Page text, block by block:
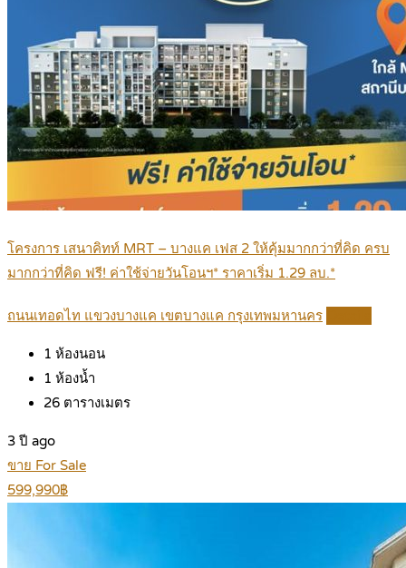
โครงการ เสนาคิทท์ MRT – บางแค เฟส 2 ให้คุ้มมากกว่าที่คิด ครบ
มากกว่าที่คิด ฟรี! ค่าใช้จ่ายวันโอนฯ* ราคาเริ่ม 1.29 ลบ.*
ถนนเทอดไท แขวงบางแค เขตบางแค กรุงเทพมหานคร
1 ห้องนอน
1 ห้องน้ำ
26 ตารางเมตร
3 ปี ago
ขาย For Sale
599,990฿